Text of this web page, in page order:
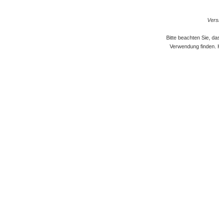
Bitte beachten Sie,
Verwendung finden.